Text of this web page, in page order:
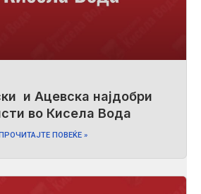
и Ацевска најдобри
во Кисела Вода
ПОВЕЌЕ »